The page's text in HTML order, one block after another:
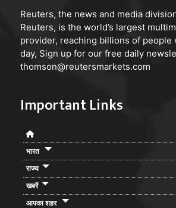
Reuters, the news and media
Reuters, is the world’s largest
provider, reaching billions of
day, Sign up for our free daily
thomson@reutersmarkets.com
Important Links
भारत
राज्य
खबरें
आपका शहर